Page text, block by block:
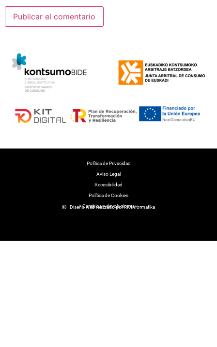
Polí­tica de Privacidad
Aviso Legal
Accesibilidad
Política de Cookies
Cambios y devoluciones
Diseño web realizado por RK Informatika